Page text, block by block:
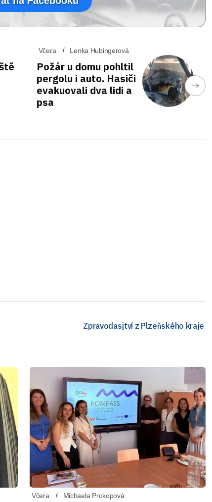
Včera Lenka Hubingerová
Požár u domu pohltil
pergolu i auto. Hasiči
evakuovali dva lidi a
psa
Zpravodasjtví z Plzeňského kraje
Včera Michaela Prokopová